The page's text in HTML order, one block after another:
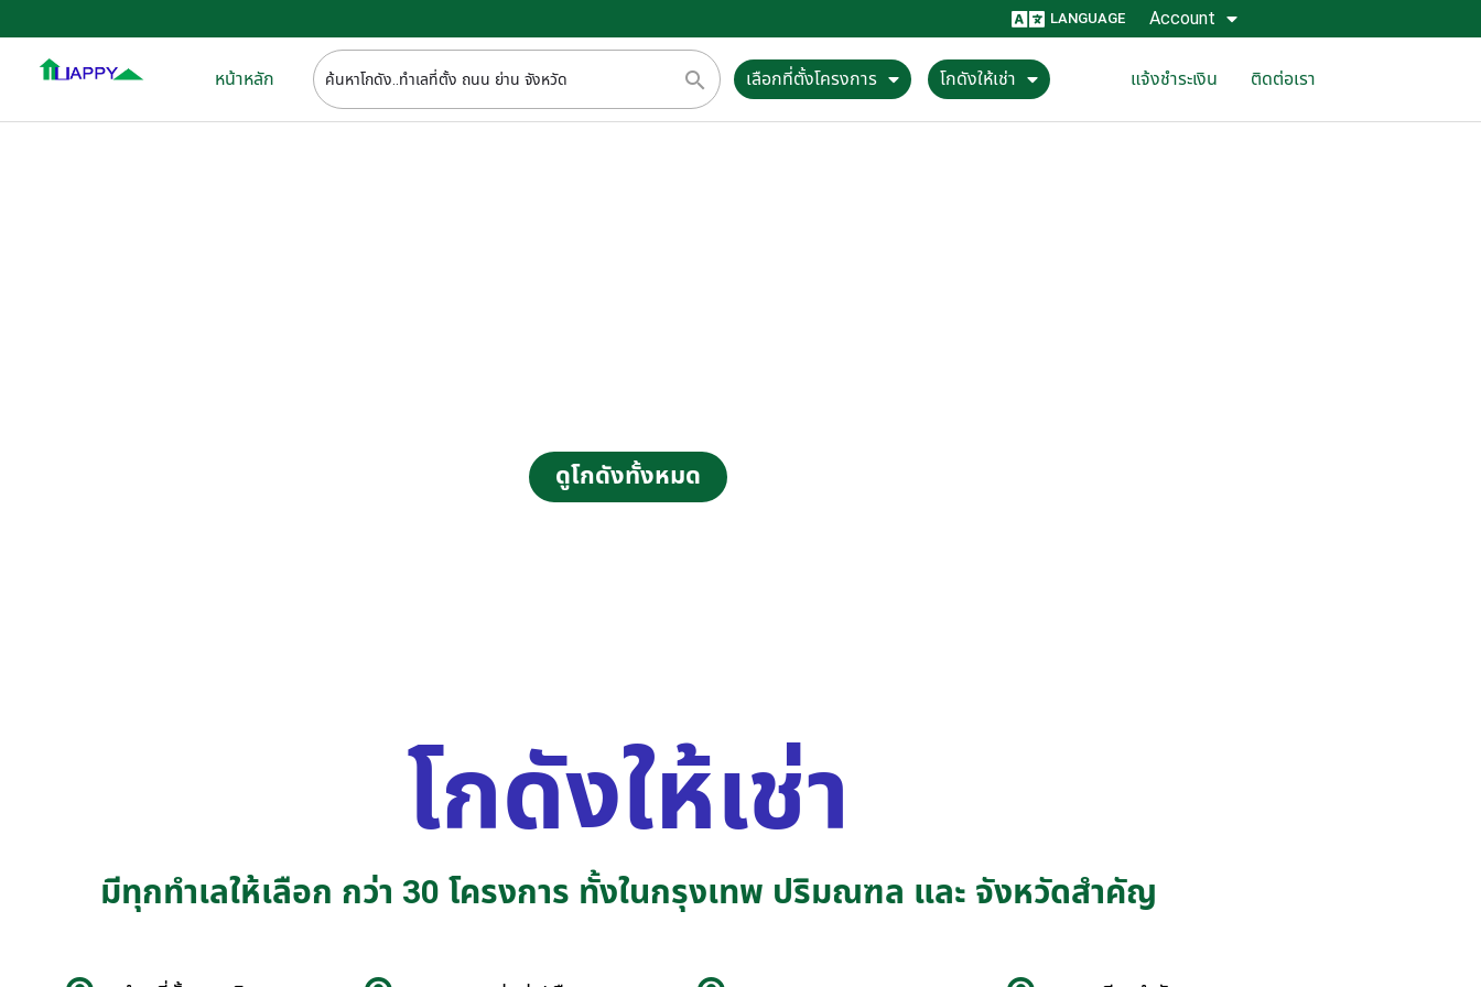
LANGUAGE Account
หน้าหลัก เลือกที่ตั้งโครงการ โกดังให้เช่า แจ้งชำระเงิน ติดต่อเรา
ดูโกดังทั้งหมด
โกดังให้เช่า
มีทุกทำเลให้เลือก กว่า 30 โครงการ ทั้งในกรุงเทพ ปริมณฑล และ จังหวัดสำคัญ